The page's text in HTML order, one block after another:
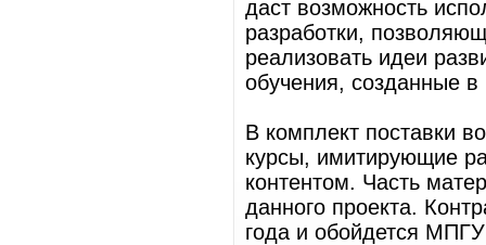
даст возможность
разработки,
реализовать идеи
обучения, созданные
В комплект поставки
курсы, имитирующие
контентом. Часть
данного проекта.
года и обойдется